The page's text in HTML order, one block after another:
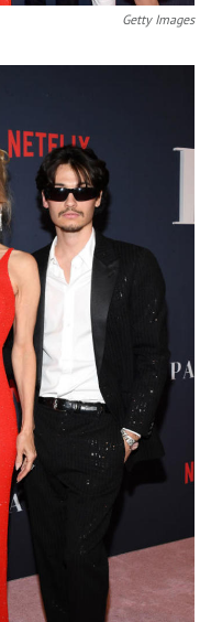
Getty Images